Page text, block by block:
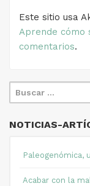
Este sitio usa
Aprende cómo
comentarios.
NOTICIAS-
Paleogenómica,
Acabar con la